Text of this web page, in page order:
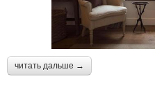
читать дальше →